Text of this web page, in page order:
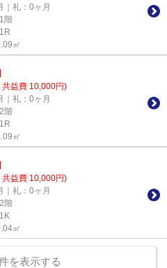
｜礼：0ヶ月
階
㎡
共益費 10,000円)
｜礼：0ヶ月
階
㎡
共益費 10,000円)
｜礼：0ヶ月
階
㎡
を表示する